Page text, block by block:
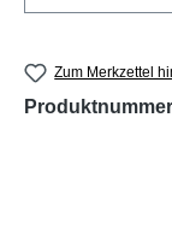
Zum Merkzettel